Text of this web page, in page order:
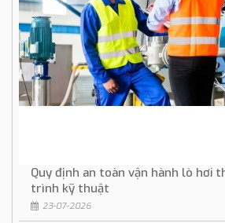
Quy định an toàn vận hành lò hơi
trình kỹ thuật
23-07-2026